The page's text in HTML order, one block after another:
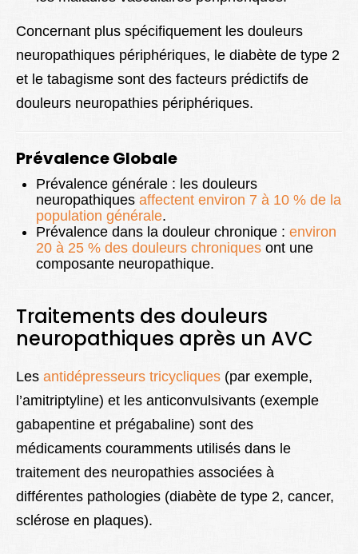
Concernant plus spécifiquement les douleurs
neuropathiques périphériques, le diabète de type 2
et le tabagisme sont des facteurs prédictifs de
douleurs neuropathies périphériques.
Prévalence Globale
Prévalence générale : les douleurs
neuropathiques affectent environ 7 à 10 % de la
population générale.
Prévalence dans la douleur chronique : environ
20 à 25 % des douleurs chroniques ont une
composante neuropathique.
Traitements des douleurs
neuropathiques après un AVC
Les antidépresseurs tricycliques (par exemple,
l’amitriptyline) et les anticonvulsivants (exemple
gabapentine et prégabaline) sont des
médicaments couramments utilisés dans le
traitement des neuropathies associées à
différentes pathologies (diabète de type 2, cancer,
sclérose en plaques).